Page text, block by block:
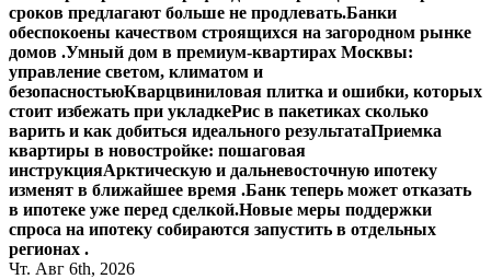
сроков предлагают больше не продлевать.Банки
обеспокоены качеством строящихся на загородном рынке
домов .Умный дом в премиум-квартирах Москвы:
управление светом, климатом и
безопасностьюКварцвиниловая плитка и ошибки, которых
стоит избежать при укладкеРис в пакетиках сколько
варить и как добиться идеального результатаПриемка
квартиры в новостройке: пошаговая
инструкцияАрктическую и дальневосточную ипотеку
изменят в ближайшее время .Банк теперь может отказать
в ипотеке уже перед сделкой.Новые меры поддержки
спроса на ипотеку собираются запустить в отдельных
регионах .
Чт. Авг 6th, 2026